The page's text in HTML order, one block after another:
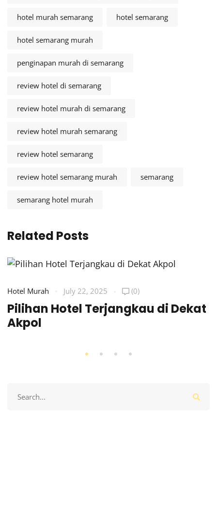
hotel murah semarang hotel semarang
hotel semarang murah
penginapan murah di semarang
review hotel di semarang
review hotel murah di semarang
review hotel murah semarang
review hotel semarang
review hotel semarang murah semarang
semarang hotel murah
Related Posts
Hotel Murah July 22, 2025 (0)
Pilihan Hotel Terjangkau di Dekat
Akpol
for: